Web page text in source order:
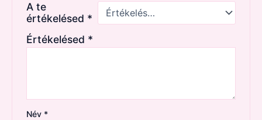
A te
értékelésed *
Értékelésed *
Név *